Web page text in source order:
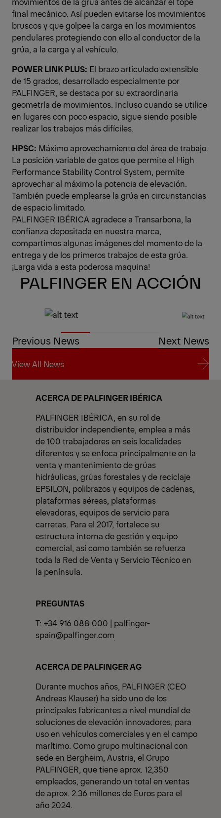
final mecánico. Así pueden evitarse los movimientos
bruscos y que golpee la carga en los movimientos
pendulares protegiendo con ello al conductor de la
grúa, a la carga y al vehículo.
POWER LINK PLUS: El brazo articulado extensible
de 15 grados, desarrollado especialmente por
PALFINGER, se destaca por su extraordinaria
geometría de movimientos. Incluso cuando se utilice
en lugares con poco espacio, sigue siendo posible
realizar los trabajos más difíciles.
HPSC: Máximo aprovechamiento del área de trabajo.
La posición variable de gatos que permite el High
Performance Stability Control System, permite
aprovechar al máximo la potencia de elevación.
También puede emplearse la grúa en circunstancias
de espacio limitado.
PALFINGER IBÉRICA agradece a Transarbona, la
confianza depositada en nuestra marca,
compartimos algunas imágenes del momento de la
entrega y de los primeros trabajos de esta grúa.
¡Larga vida a esta poderosa maquina!
PALFINGER EN ACCIÓN
Previous News Next News
View All News
View All News
ACERCA DE PALFINGER IBÉRICA
PALFINGER IBÉRICA, en su rol de
distribuidor independiente, emplea a más
de 100 trabajadores en seis localidades
diferentes y se enfoca principalmente en la
venta y mantenimiento de grúas
hidráulicas, grúas forestales y de reciclaje
EPSILON, polibrazos y equipos de cadenas,
plataformas aéreas, plataformas
elevadoras, equipos de servicio para
carretas. Para el 2017, fortalece su
estructura interna de gestión y equipo
comercial, así como también se refuerza
toda la Red de Venta y Servicio Técnico en
la península.
PREGUNTAS
T: +34 916 088 000 | palfinger-
spain@palfinger.com
ACERCA DE PALFINGER AG
Durante muchos años, PALFINGER (CEO
Andreas Klauser) ha sido uno de los
principales fabricantes a nivel mundial de
soluciones de elevación innovadores, para
uso en vehículos comerciales y en el campo
marítimo. Como grupo multinacional con
sede en Bergheim, Austria, el Grupo
PALFINGER, que tiene aprox. 12,350
empleados, generando un total en ventas
de aprox. 2.36 millones de Euros para el
año 2024.